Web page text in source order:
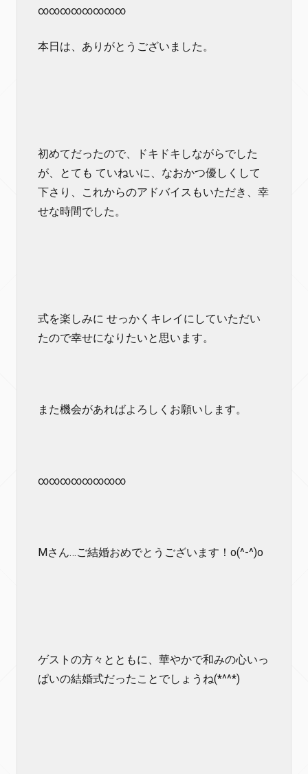
∞∞∞∞∞∞∞∞
本日は、ありがとうございました。
初めてだったので、ドキドキしながらでした
が、とても ていねいに、なおかつ優しくして
下さり、これからのアドバイスもいただき、幸
せな時間でした。
式を楽しみに せっかくキレイにしていただい
たので幸せになりたいと思います。
また機会があればよろしくお願いします。
∞∞∞∞∞∞∞∞
Mさん…ご結婚おめでとうございます！o(^-^)o
ゲストの方々とともに、華やかで和みの心いっ
ぱいの結婚式だったことでしょうね(*^^*)